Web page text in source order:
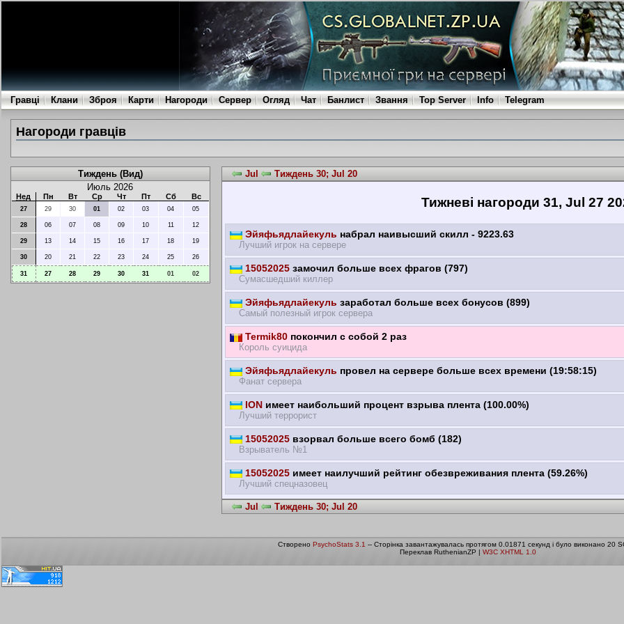
Гравці Клани Зброя Карти Нагороди Сервер Огляд Чат Банлист Звання Top Server Info Telegram
Нагороди гравців
Тиждень (Вид)
Июль 2026
Нед Пн Вт Ср Чт Пт Сб Вс
27 29 30 01 02 03 04 05
28 06 07 08 09 10 11 12
29 13 14 15 16 17 18 19
30 20 21 22 23 24 25 26
31 27 28 29 30 31 01 02
Jul Тиждень 30; Jul 20
Тижневі нагороди 31, Jul 27
Эйяфьядлайекуль набрал наивысший скилл - 9223.63
Лучший игрок на сервере
15052025замочил больше всех фрагов (797)
Сумасшедший киллер
Эйяфьядлайекуль заработал больше всех бонусов (899)
Самый полезный игрок сервера
Termik80покончил с собой 2 раз
Король суицида
Эйяфьядлайекуль провел на сервере больше всех времени (19:58:15)
Фанат сервера
IONимеет наибольший процент взрыва плента (100.00%)
Лучший террорист
15052025взорвал больше всего бомб (182)
Взрыватель №1
15052025имеет наилучший рейтинг обезвреживания плента (59.26%)
Лучший спецназовец
Jul Тиждень 30; Jul 20
Створено PsychoStats 3.1 -- Сторінка завантажувалась протягом 0.01871 секунд і було виконано 20
Переклав RuthenianZP | W3C XHTML 1.0